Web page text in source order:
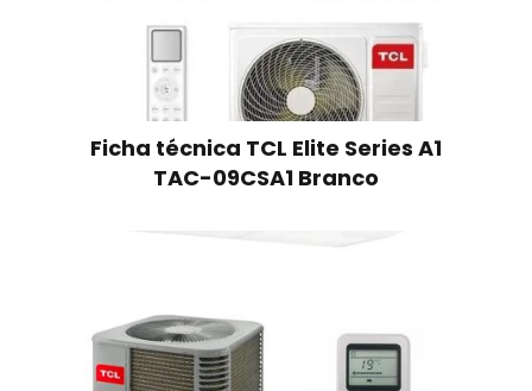
Ficha técnica TCL Elite Series A1
TAC-09CSA1 Branco